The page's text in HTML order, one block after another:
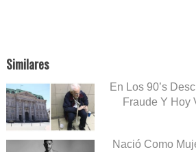
Similares
En Los 90’s
Fraude Y Hoy
Nació Como